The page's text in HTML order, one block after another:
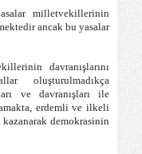
milletvekillerinin
ancak bu yasalar
davranışlarını
oluşturulmadıkça
ve davranışları ile
erdemli ve ilkeli
demokrasinin